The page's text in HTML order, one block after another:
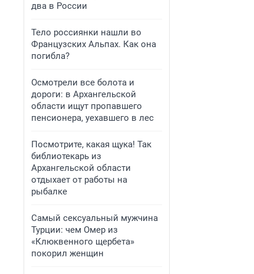
два в России
Тело россиянки нашли во
Французских Альпах. Как она
погибла?
Осмотрели все болота и
дороги: в Архангельской
области ищут пропавшего
пенсионера, уехавшего в лес
Посмотрите, какая щука! Так
библиотекарь из
Архангельской области
отдыхает от работы на
рыбалке
Самый сексуальный мужчина
Турции: чем Омер из
«Клюквенного щербета»
покорил женщин